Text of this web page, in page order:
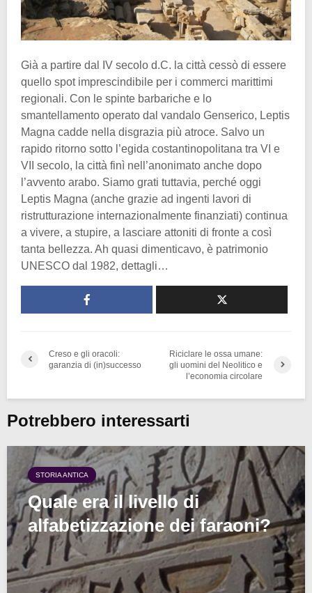
Già a partire dal IV secolo d.C. la città cessò di essere
quello spot imprescindibile per i commerci marittimi
regionali. Con le spinte barbariche e lo
smantellamento operato dal vandalo Genserico, Leptis
Magna cadde nella disgrazia più atroce. Salvo un
rapido ritorno sotto l’egida costantinopolitana tra VI e
VII secolo, la città finì nell’anonimato anche dopo
l’avvento arabo. Siamo grati tuttavia, perché oggi
Leptis Magna (anche grazie ad ingenti lavori di
ristrutturazione internazionalmente finanziati) continua
a vivere, a stupire, a lasciare attoniti di fronte a così
tanta bellezza. Ah quasi dimenticavo, è patrimonio
UNESCO dal 1982, dettagli…
Creso e gli oracoli:
garanzia di (in)successo
Riciclare le ossa umane:
gli uomini del Neolitico e
l’economia circolare
Potrebbero interessarti
STORIA ANTICA
Quale era il livello di
alfabetizzazione dei faraoni?